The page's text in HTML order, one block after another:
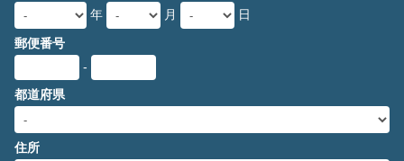
年 月 日
郵便番号
-
都道府県
住所